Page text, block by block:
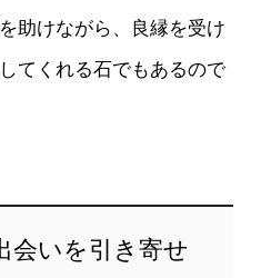
助けながら、良縁を受け
てくれる石でもあるので
会いを引き寄せ